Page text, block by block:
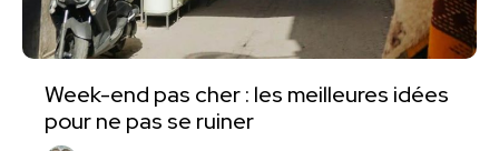
Week-end pas cher : les meilleures idées
pour ne pas se ruiner